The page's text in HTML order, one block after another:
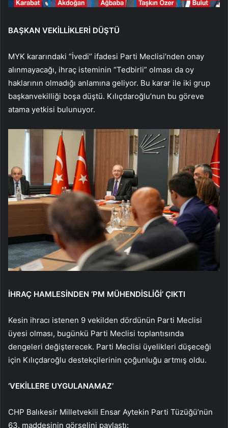
BAŞKAN VEKİLLİKLERİ DÜŞTÜ
MYK kararındaki “İvedi’’ ifadesi Parti Meclisi’nden onay
alınmayacağı, ihraç isteminin “Tedbirli” olması da oy
haklarının olmadığı anlamına geliyor. Bu karar ile iki grup
başkanvekilliği boşa düştü. Kılıçdaroğlu’nun bu göreve
atama yetkisi bulunuyor.
İHRAÇ HAMLESİNDEN ‘PM MÜHENDİSLİĞİ’ ÇIKTI
Kesin ihracı istenen 9 vekilden dördünün Parti Meclisi
üyesi olması, bugünkü Parti Meclisi toplantısında
dengeleri değişterecek. Parti Meclisi üyelikleri düşeceği
için Kılıçdaroğlu destekçilerinin çoğunluğu artmış oldu.
‘VEKİLLERE UYGULANAMAZ’
CHP Balıkesir Milletvekili Ensar Aytekin Parti Tüzüğü’nün
63. maddesinin görselini paylaştı: